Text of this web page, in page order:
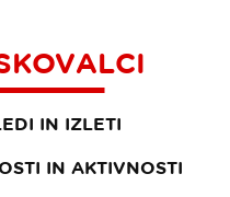
IN IZLETI
IN AKTIVNOSTI